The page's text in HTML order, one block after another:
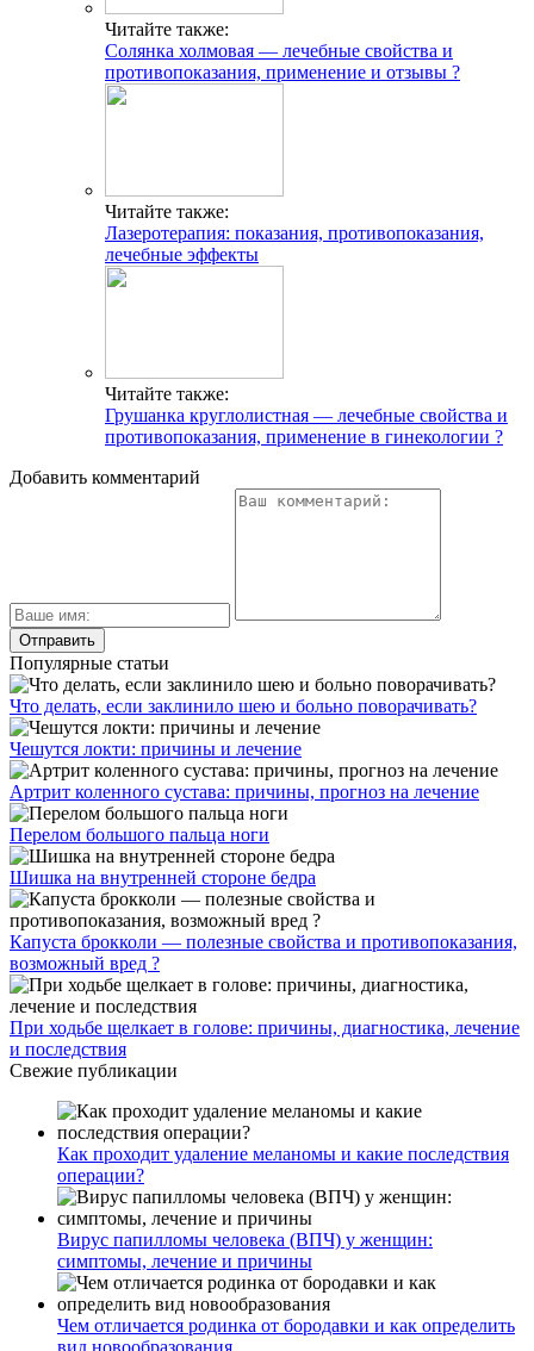
Читайте также:
Cолянка холмовая — лечебные свойства и
противопоказания, применение и отзывы ?
Читайте также:
Лазеротерапия: показания, противопоказания,
лечебные эффекты
Читайте также:
Грушанка круглолистная — лечебные свойства и
противопоказания, применение в гинекологии ?
Добавить комментарий
Популярные статьи
Что делать, если заклинило шею и больно поворачивать?
Чешутся локти: причины и лечение
Артрит коленного сустава: причины, прогноз на лечение
Перелом большого пальца ноги
Шишка на внутренней стороне бедра
Капуста брокколи — полезные свойства и противопоказания,
возможный вред ?
При ходьбе щелкает в голове: причины, диагностика, лечение
и последствия
Свежие публикации
Как проходит удаление меланомы и какие последствия
операции?
Вирус папилломы человека (ВПЧ) у женщин:
симптомы, лечение и причины
Чем отличается родинка от бородавки и как определить
вид новообразования